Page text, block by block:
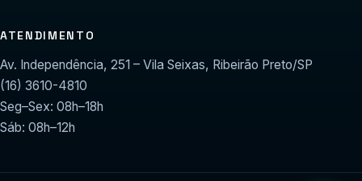
ATENDIMENTO
Av. Independência, 251 – Vila Seixas, Ribeirão Preto/SP
(16) 3610-4810
Seg–Sex: 08h–18h
Sáb: 08h–12h